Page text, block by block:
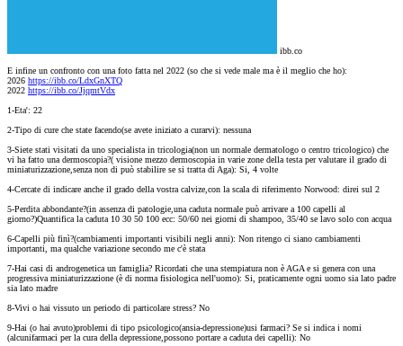
ibb.co
E infine un confronto con una foto fatta nel 2022 (so che si vede male ma è il meglio che ho):
2026 https://ibb.co/LdxGnXTQ
2022 https://ibb.co/JjqmtVdx
1-Eta': 22
2-Tipo di cure che state facendo(se avete iniziato a curarvi): nessuna
3-Siete stati visitati da uno specialista in tricologia(non un normale dermatologo o centro tricologico) che
vi ha fatto una dermoscopia?( visione mezzo dermoscopia in varie zone della testa per valutare il grado di
miniaturizzazione,senza non di può stabilire se si tratta di Aga): Si, 4 volte
4-Cercate di indicare anche il grado della vostra calvize,con la scala di riferimento Norwood: direi sul 2
5-Perdita abbondante?(in assenza di patologie,una caduta normale può arrivare a 100 capelli al
giorno?)Quantifica la caduta 10 30 50 100 ecc: 50/60 nei giorni di shampoo, 35/40 se lavo solo con acqua
6-Capelli più finì?(cambiamenti importanti visibili negli anni): Non ritengo ci siano cambiamenti
importanti, ma qualche variazione secondo me c'è stata
7-Hai casi di androgenetica un famiglia? Ricordati che una stempiatura non è AGA e si genera con una
progressiva miniaturizzazione (è di norma fisiologica nell'uomo): Si, praticamente ogni uomo sia lato padre
sia lato madre
8-Vivi o hai vissuto un periodo di particolare stress? No
9-Hai (o hai avuto)problemi di tipo psicologico(ansia-depressione)usi farmaci? Se si indica i nomi
(alcunifarmaci per la cura della depressione,possono portare a caduta dei capelli): No